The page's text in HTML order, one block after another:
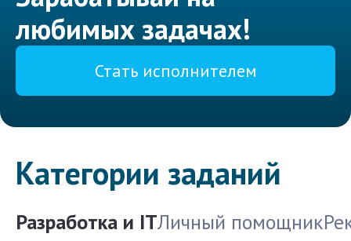
любимых задачах!
Стать исполнителем
Категории заданий
Разработка и ITЛичный помощник